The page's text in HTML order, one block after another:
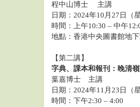
程中山博士 主講
日期：2024年10月27日（
時間：上午10:30 – 中午
地點：香港中央圖書館地
【第二講】
字典、課本和報刊：晚清
葉嘉博士 主講
日期：2024年11月23日（
時間：下午2:30 – 4:00